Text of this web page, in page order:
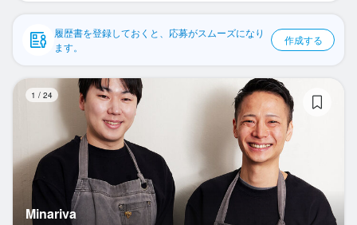
企業情報
履歴書を登録しておくと、応募がスムーズになり
ます。
作成する
1 / 24
Minariva